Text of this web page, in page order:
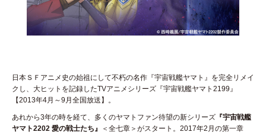
日本ＳＦアニメ史の始祖にして不朽の名作『宇宙戦艦ヤマト』を完全リメイ
クし、大ヒットを記録したTVアニメシリーズ『宇宙戦艦ヤマト2199』
【2013年4月～9月全国放送】。
あれから3年の時を経て、多くのヤマトファン待望の新シリーズ 『宇宙戦艦
ヤマト2202 愛の戦士たち』
＜全七章＞がスタート。2017年2月の第一章